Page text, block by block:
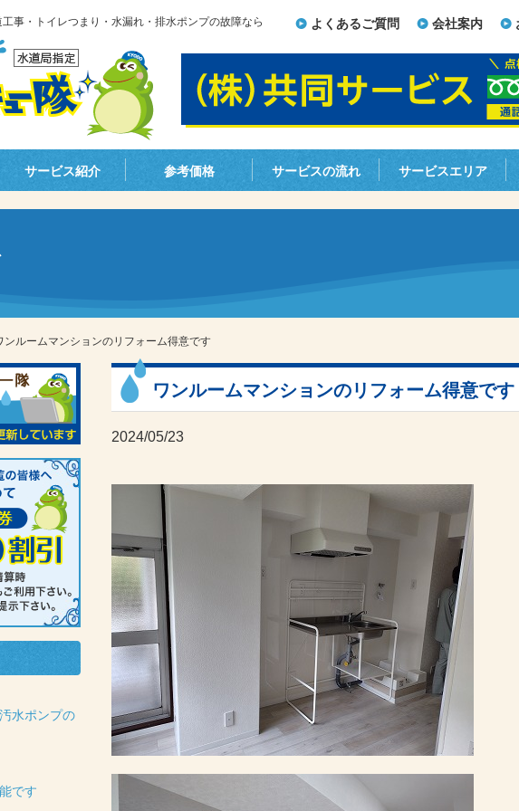
工事・トイレつまり・水漏れ・排水ポンプの故障なら よくあるご質問 会社案内
サービス紹介 参考価格 サービスの流れ サービスエリア
ンルームマンションのリフォーム得意です
ワンルームマンションのリフォーム得意です
2024/05/23
水ポンプの
です